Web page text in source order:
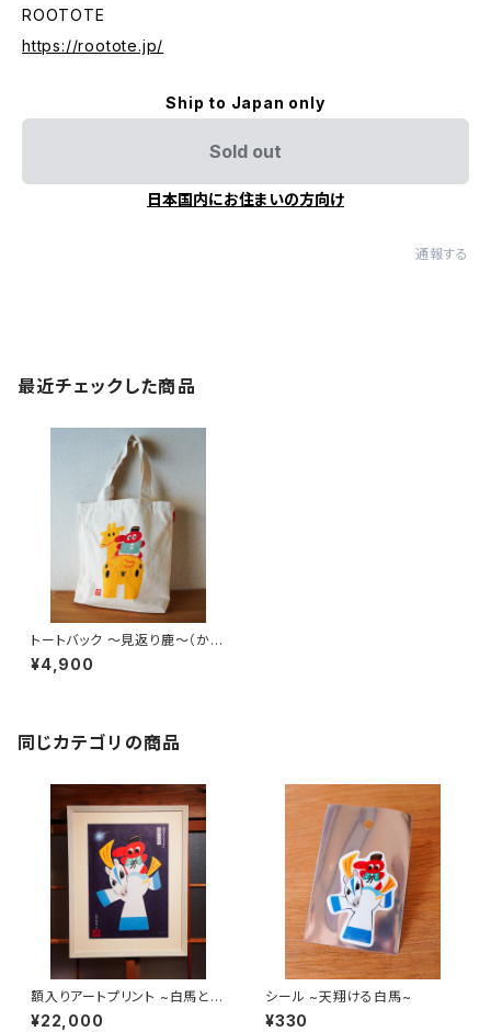
ROOTOTE
https://rootote.jp/
Ship to Japan only
Sold out
日本国内にお住まいの方向け
通報する
最近チェックした商品
トートバック 〜見返り鹿〜（かば
ん部分 高さ約39cm）
¥4,900
同じカテゴリの商品
額入りアートプリント ~白馬と天
狗~ （限定数生産 ED.No.入り）
¥22,000
シール ~天翔ける白馬~
¥330